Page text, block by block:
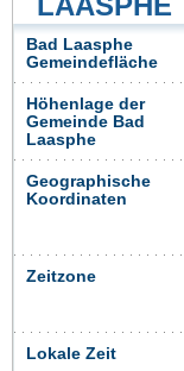
Bad Laasphe
Gemeindefläche
Höhenlage der
Gemeinde Bad
Laasphe
Geographische
Koordinaten
Zeitzone
Lokale Zeit